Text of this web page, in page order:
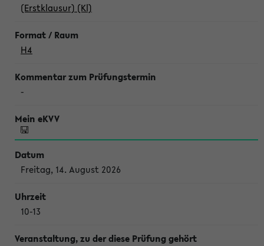
(Erstklausur) (Kl)
H4
-
Freitag, 14. August 2026
10-13